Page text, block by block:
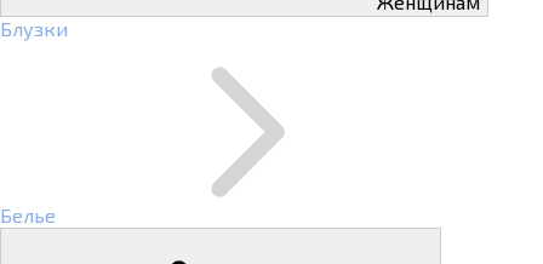
Блузки
Белье